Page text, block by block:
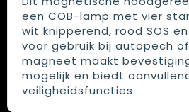
een COB-lamp met vier
wit knipperend, rood SOS
voor gebruik bij autopech
magneet maakt
mogelijk en biedt
veiligheidsfuncties.